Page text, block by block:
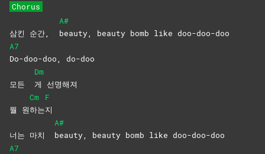
Chorus
삼킨 순간,
A#
beauty, beauty bomb like doo-doo-doo
A7
Do-doo-doo, do-doo
모든
Dm
게 선명해져
뭘 원
Cm
하는
F
지
너는 마치
A#
beauty, beauty bomb like doo-doo-doo
A7